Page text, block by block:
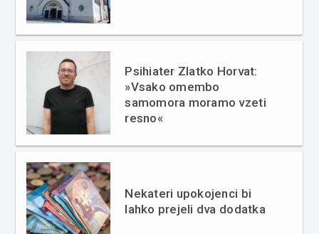
Psihiater Zlatko Horvat:
»Vsako omembo
samomora moramo vzeti
resno«
Nekateri upokojenci bi
lahko prejeli dva dodatka